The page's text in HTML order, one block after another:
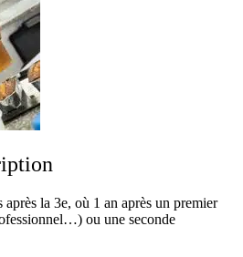
après la 3e, où 1 an après un premier
ou une seconde